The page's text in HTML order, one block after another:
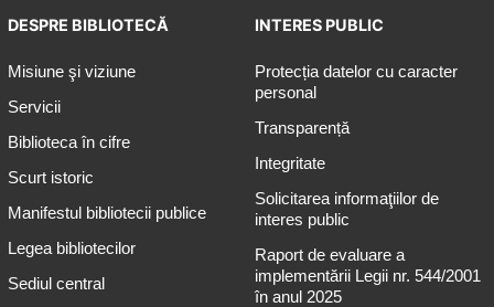
DESPRE BIBLIOTECĂ
Misiune şi viziune
Servicii
Biblioteca în cifre
Scurt istoric
Manifestul bibliotecii publice
Legea bibliotecilor
Sediul central
INTERES PUBLIC
Protecția datelor cu caracter
personal
Transparență
Integritate
Solicitarea informaţiilor de
interes public
Raport de evaluare a
implementării Legii nr. 544/2001
în anul 2025